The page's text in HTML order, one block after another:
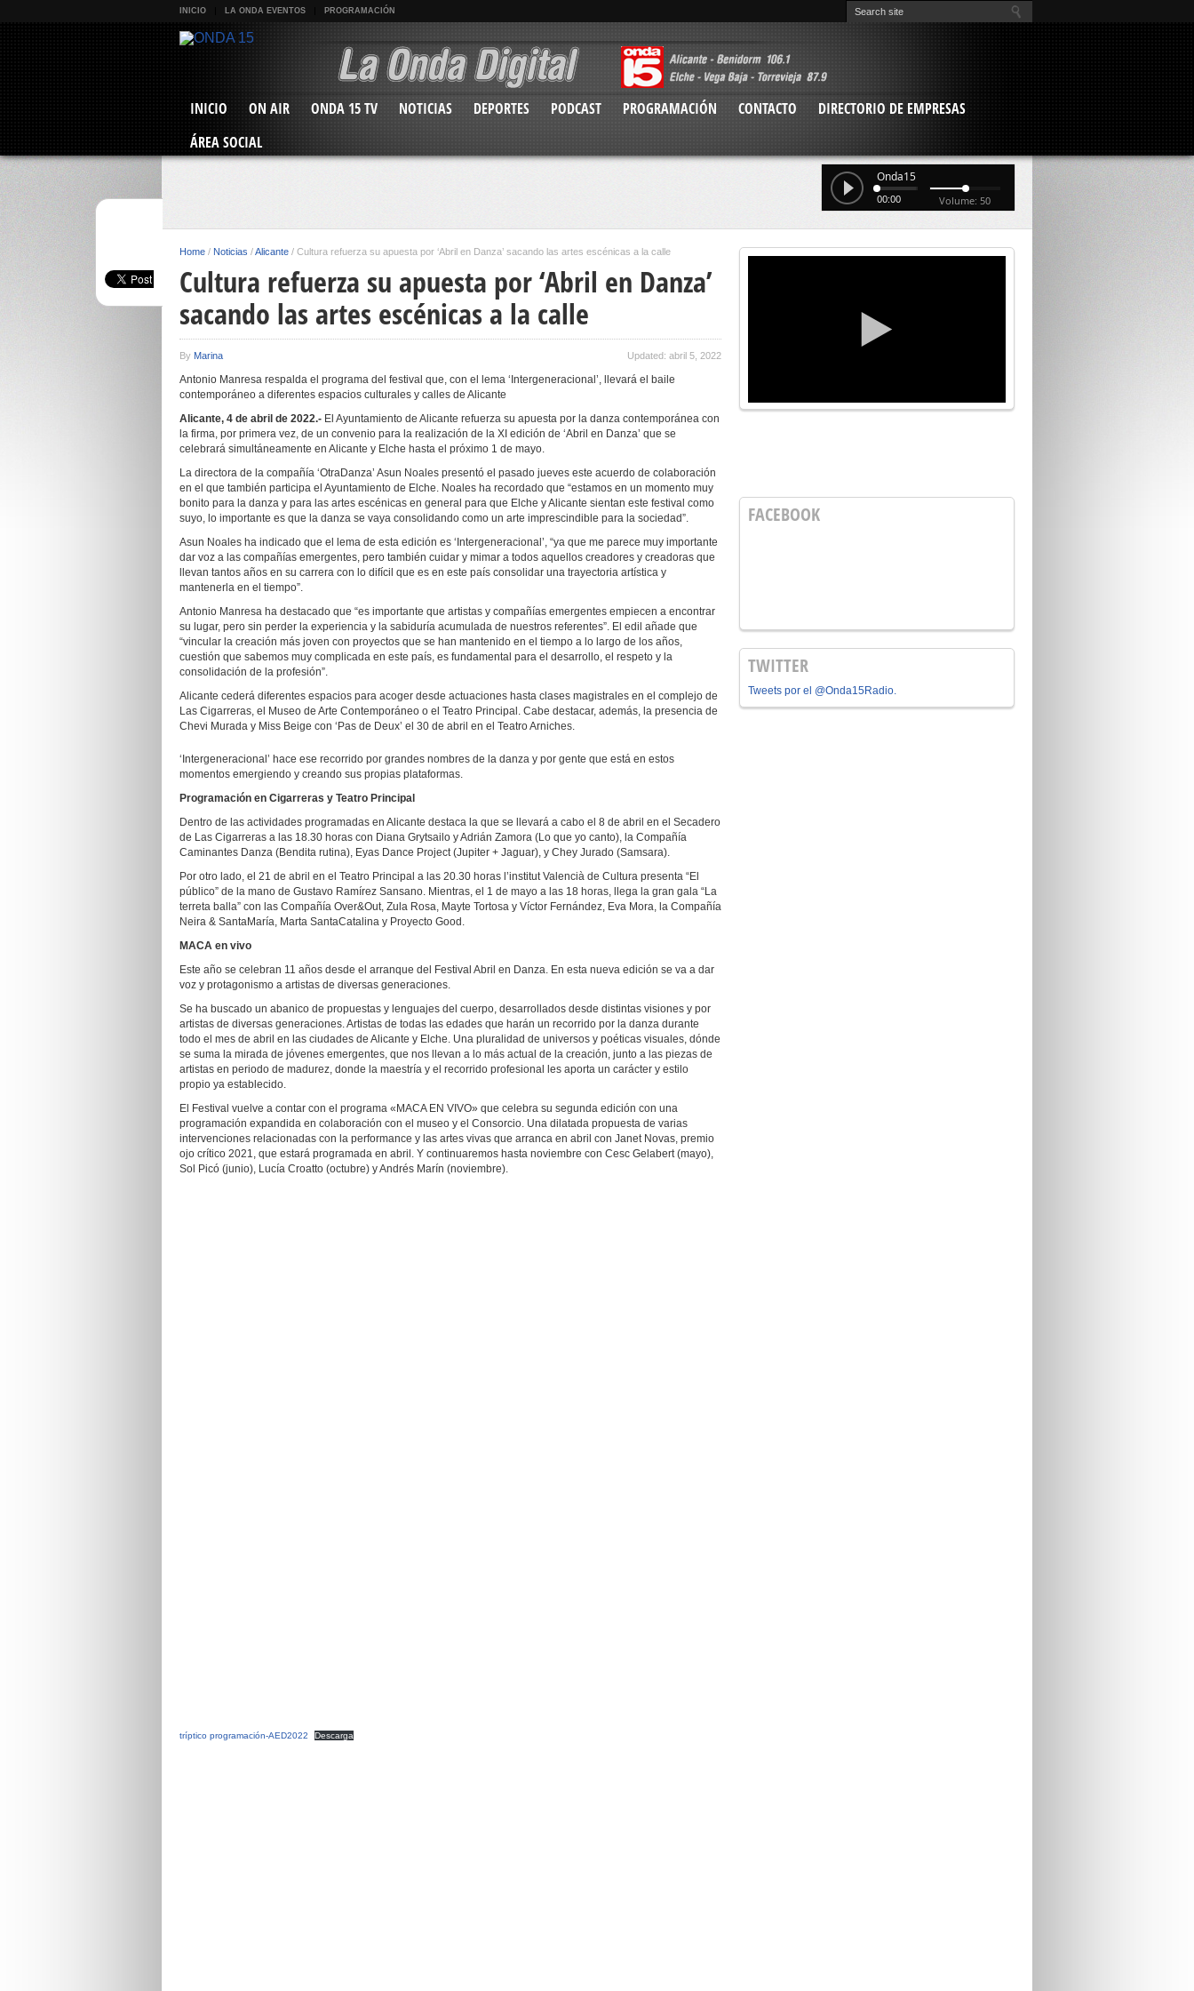
INICIO LA ONDA EVENTOS PROGRAMACIÓN
INICIO ON AIR ONDA 15 TV NOTICIAS DEPORTES PODCAST PROGRAMACIÓN CONTACTO
DIRECTORIO DE EMPRESAS
ÁREA SOCIAL
Onda15
00:00 Volume: 50
Home / Noticias /Alicante / Cultura refuerza su apuesta por ‘Abril en Danza’ sacando las artes escénicas a la calle
Cultura refuerza su apuesta por ‘Abril en Danza’
sacando las artes escénicas a la calle
By Marina Updated: abril 5, 2022
Antonio Manresa respalda el programa del festival que, con el lema ‘Intergeneracional’, llevará el baile
contemporáneo a diferentes espacios culturales y calles de Alicante
Alicante, 4 de abril de 2022.- El Ayuntamiento de Alicante refuerza su apuesta por la danza contemporánea con
la firma, por primera vez, de un convenio para la realización de la XI edición de ‘Abril en Danza’ que se
celebrará simultáneamente en Alicante y Elche hasta el próximo 1 de mayo.
La directora de la compañía ‘OtraDanza’ Asun Noales presentó el pasado jueves este acuerdo de colaboración
en el que también participa el Ayuntamiento de Elche. Noales ha recordado que “estamos en un momento muy
bonito para la danza y para las artes escénicas en general para que Elche y Alicante sientan este festival como
suyo, lo importante es que la danza se vaya consolidando como un arte imprescindible para la sociedad”.
Asun Noales ha indicado que el lema de esta edición es ‘Intergeneracional’, “ya que me parece muy importante
dar voz a las compañías emergentes, pero también cuidar y mimar a todos aquellos creadores y creadoras que
llevan tantos años en su carrera con lo difícil que es en este país consolidar una trayectoria artística y
mantenerla en el tiempo”.
Antonio Manresa ha destacado que “es importante que artistas y compañías emergentes empiecen a encontrar
su lugar, pero sin perder la experiencia y la sabiduría acumulada de nuestros referentes”. El edil añade que
“vincular la creación más joven con proyectos que se han mantenido en el tiempo a lo largo de los años,
cuestión que sabemos muy complicada en este país, es fundamental para el desarrollo, el respeto y la
consolidación de la profesión”.
Alicante cederá diferentes espacios para acoger desde actuaciones hasta clases magistrales en el complejo de
Las Cigarreras, el Museo de Arte Contemporáneo o el Teatro Principal. Cabe destacar, además, la presencia de
Chevi Murada y Miss Beige con ‘Pas de Deux’ el 30 de abril en el Teatro Arniches.
‘Intergeneracional’ hace ese recorrido por grandes nombres de la danza y por gente que está en estos
momentos emergiendo y creando sus propias plataformas.
Programación en Cigarreras y Teatro Principal
Dentro de las actividades programadas en Alicante destaca la que se llevará a cabo el 8 de abril en el Secadero
de Las Cigarreras a las 18.30 horas con Diana Grytsailo y Adrián Zamora (Lo que yo canto), la Compañía
Caminantes Danza (Bendita rutina), Eyas Dance Project (Jupiter + Jaguar), y Chey Jurado (Samsara).
Por otro lado, el 21 de abril en el Teatro Principal a las 20.30 horas l’institut Valencià de Cultura presenta “El
público” de la mano de Gustavo Ramírez Sansano. Mientras, el 1 de mayo a las 18 horas, llega la gran gala “La
terreta balla” con las Compañía Over&Out, Zula Rosa, Mayte Tortosa y Víctor Fernández, Eva Mora, la Compañía
Neira & SantaMaría, Marta SantaCatalina y Proyecto Good.
MACA en vivo
Este año se celebran 11 años desde el arranque del Festival Abril en Danza. En esta nueva edición se va a dar
voz y protagonismo a artistas de diversas generaciones.
Se ha buscado un abanico de propuestas y lenguajes del cuerpo, desarrollados desde distintas visiones y por
artistas de diversas generaciones. Artistas de todas las edades que harán un recorrido por la danza durante
todo el mes de abril en las ciudades de Alicante y Elche. Una pluralidad de universos y poéticas visuales, dónde
se suma la mirada de jóvenes emergentes, que nos llevan a lo más actual de la creación, junto a las piezas de
artistas en periodo de madurez, donde la maestría y el recorrido profesional les aporta un carácter y estilo
propio ya establecido.
El Festival vuelve a contar con el programa «MACA EN VIVO» que celebra su segunda edición con una
programación expandida en colaboración con el museo y el Consorcio. Una dilatada propuesta de varias
intervenciones relacionadas con la performance y las artes vivas que arranca en abril con Janet Novas, premio
ojo crítico 2021, que estará programada en abril. Y continuaremos hasta noviembre con Cesc Gelabert (mayo),
Sol Picó (junio), Lucía Croatto (octubre) y Andrés Marín (noviembre).
tríptico programación-AED2022 Descarga
FACEBOOK
TWITTER
Tweets por el @Onda15Radio.